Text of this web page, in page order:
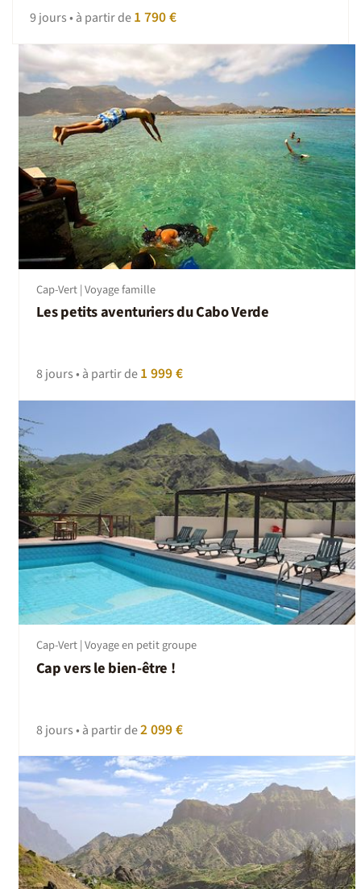
9 jours • à partir de1 790 €
Cap-Vert | Voyage famille
Les petits aventuriers du Cabo Verde
8 jours • à partir de1 999 €
Cap-Vert | Voyage en petit groupe
Cap vers le bien-être !
8 jours • à partir de2 099 €